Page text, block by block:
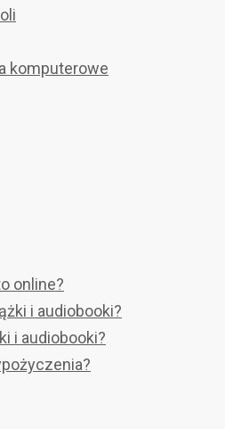
komputerowe
online?
i audiobooki?
i audiobooki?